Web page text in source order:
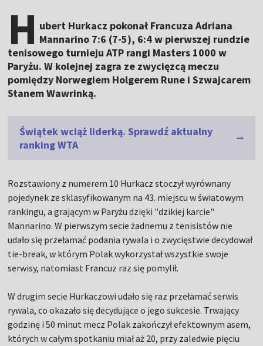
H ubert Hurkacz pokonał Francuza Adriana
Mannarino 7:6 (7-5), 6:4 w pierwszej rundzie
tenisowego turnieju ATP rangi Masters 1000 w
Paryżu. W kolejnej zagra ze zwycięzcą meczu
pomiędzy Norwegiem Holgerem Rune i Szwajcarem
Stanem Wawrinką.
Świątek wciąż liderką. Sprawdź aktualny
ranking WTA
Rozstawiony z numerem 10 Hurkacz stoczył wyrównany
pojedynek ze sklasyfikowanym na 43. miejscu w światowym
rankingu, a grającym w Paryżu dzięki "dzikiej karcie"
Mannarino. W pierwszym secie żadnemu z tenisistów nie
udało się przełamać podania rywala i o zwycięstwie decydował
tie-break, w którym Polak wykorzystał wszystkie swoje
serwisy, natomiast Francuz raz się pomylił.
W drugim secie Hurkaczowi udało się raz przełamać serwis
rywala, co okazało się decydujące o jego sukcesie. Trwający
godzinę i 50 minut mecz Polak zakończył efektownym asem,
których w całym spotkaniu miał aż 20, przy zaledwie pięciu